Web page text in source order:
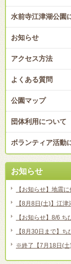
水前寺江津湖公園
お知らせ
アクセス方法
よくある質問
公園マップ
団体利用について
ボランティア活動
お知らせ
【お知らせ】地震
【8月8日(土)】江
【お知らせ】8/6
【8月30日まで】
※終了【7月18日(